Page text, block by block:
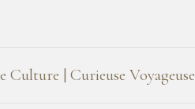
| Curieuse Voyageuse